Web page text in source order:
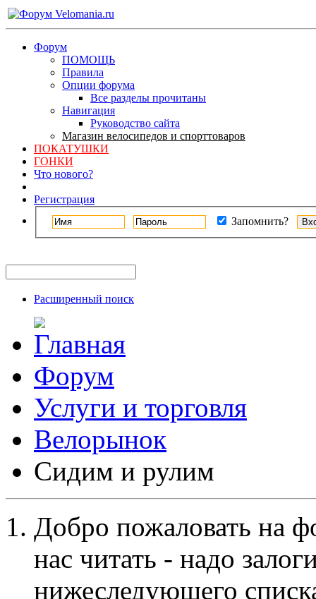
Форум
ПОМОЩЬ
Правила
Опции форума
Все разделы прочитаны
Навигация
Руководство сайта
Магазин велосипедов и спорттоваров
ПОКАТУШКИ
ГОНКИ
Что нового?
Регистрация
Запомнить?
Расширенный поиск
Форум
Услуги и торговля
Велорынок
Сидим и рулим
Добро пожаловать на
нас читать - надо
нижеследующего